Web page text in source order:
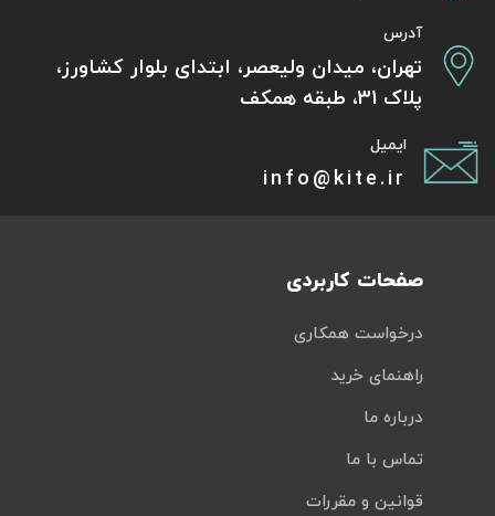
آدرس
تهران، میدان ولیعصر، ابتدای بلوار کشاورز،
پلاک 31، طبقه همکف
ایمیل
info@kite.ir
صفحات کاربردی
درخواست همکاری
راهنمای خرید
درباره ما
تماس با ما
قوانین و مقررات